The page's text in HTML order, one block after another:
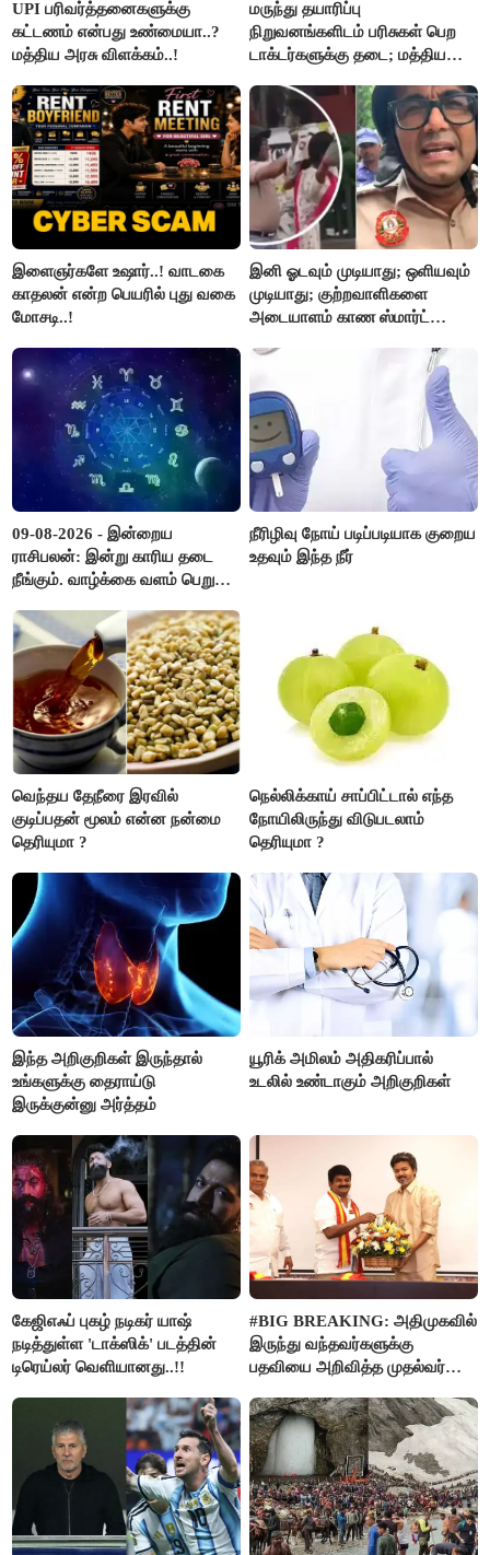
UPI பரிவர்த்தனைகளுக்கு
கட்டணம் என்பது உண்மையா..?
மத்திய அரசு விளக்கம்..!
மருந்து தயாரிப்பு
நிறுவனங்களிடம் பரிசுகள் பெற
டாக்டர்களுக்கு தடை; மத்திய
இளைஞர்களே உஷார்..! வாடகை
காதலன் என்ற பெயரில் புது வகை
மோசடி..!
இனி ஓடவும் முடியாது; ஒளியவும்
முடியாது; குற்றவாளிகளை
அடையாளம் காண ஸ்மார்ட்
09-08-2026 - இன்றைய
ராசிபலன்: இன்று காரிய தடை
நீங்கும். வாழ்க்கை வளம் பெறும்.
எடைபோடுவது நல்லது..!
நீரிழிவு நோய் படிப்படியாக குறைய
உதவும் இந்த நீர்
வெந்தய தேநீரை இரவில்
குடிப்பதன் மூலம் என்ன நன்மை
தெரியுமா ?
நெல்லிக்காய் சாப்பிட்டால் எந்த
நோயிலிருந்து விடுபடலாம்
தெரியுமா ?
இந்த அறிகுறிகள் இருந்தால்
உங்களுக்கு தைராய்டு
இருக்குன்னு அர்த்தம்
யூரிக் அமிலம் அதிகரிப்பால்
உடலில் உண்டாகும் அறிகுறிகள்
கேஜிஎஃப் புகழ் நடிகர் யாஷ்
நடித்துள்ள 'டாக்‌ஸிக்' படத்தின்
டிரெய்லர் வெளியானது..!!
#BIG BREAKING: அதிமுகவில்
இருந்து வந்தவர்களுக்கு
பதவியை அறிவித்த முதல்வர்